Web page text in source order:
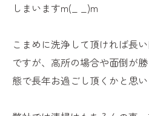
しまいますm(_ _)m
こまめに洗浄して頂ければ長
ですが、高所の場合や面倒が
態で長年お過ごし頂くかと思い